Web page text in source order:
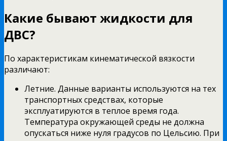
Какие бывают жидкости для
ДВС?
По характеристикам кинематической вязкости
различают:
Летние. Данные варианты используются на тех
транспортных средствах, которые
эксплуатируются в теплое время года.
Температура окружающей среды не должна
опускаться ниже нуля градусов по Цельсию. При